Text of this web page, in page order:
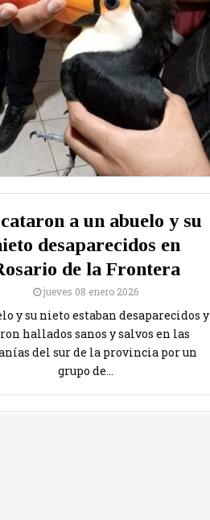
a un abuelo y su
desaparecidos en
de la Frontera
jueves 08 enero 2026
y su nieto estaban desaparecidos y
hallados sanos y salvos en las
del sur de la provincia por un
grupo de...